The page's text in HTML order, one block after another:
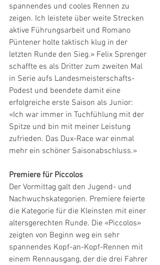
spannendes und cooles Rennen zu
zeigen. Ich leistete über weite Strecken
aktive Führungsarbeit und Romano
Püntener holte taktisch klug in der
letzten Runde den Sieg.» Felix Sprenger
schaffte es als Dritter zum zweiten Mal
in Serie aufs Landesmeisterschafts-
Podest und beendete damit eine
erfolgreiche erste Saison als Junior:
«Ich war immer in Tuchfühlung mit der
Spitze und bin mit meiner Leistung
zufrieden. Das Dux-Race war einmal
mehr ein schöner Saisonabschluss.»
Premiere für Piccolos
Der Vormittag galt den Jugend- und
Nachwuchskategorien. Premiere feierte
die Kategorie für die Kleinsten mit einer
altersgerechten Runde. Die «Piccolos»
zeigten von Beginn weg ein sehr
spannendes Kopf-an-Kopf-Rennen mit
einem Rennausgang, der die drei Fahrer